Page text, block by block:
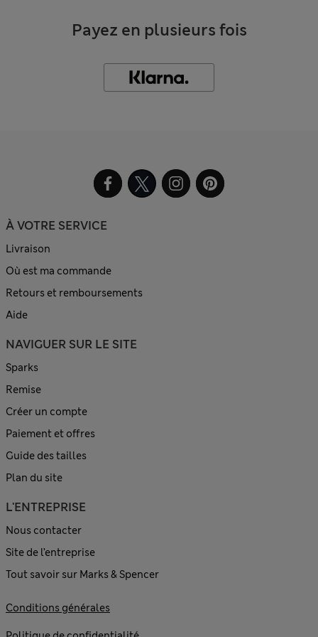
Payez en plusieurs fois
À VOTRE SERVICE
Livraison
Où est ma commande
Retours et remboursements
Aide
NAVIGUER SUR LE SITE
Sparks
Remise
Créer un compte
Paiement et offres
Guide des tailles
Plan du site
L'ENTREPRISE
Nous contacter
Site de l’entreprise
Tout savoir sur Marks & Spencer
Conditions générales